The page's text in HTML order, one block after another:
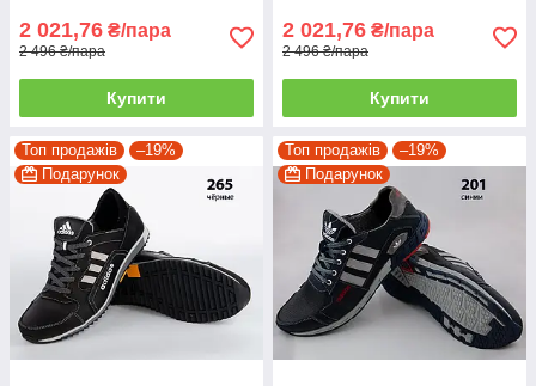
2 021,76 ₴/пара
2 496 ₴/пара
Купити
2 021,76 ₴/пара
2 496 ₴/пара
Купити
Топ продажів
–19%
Подарунок
Топ продажів
–19%
Подарунок